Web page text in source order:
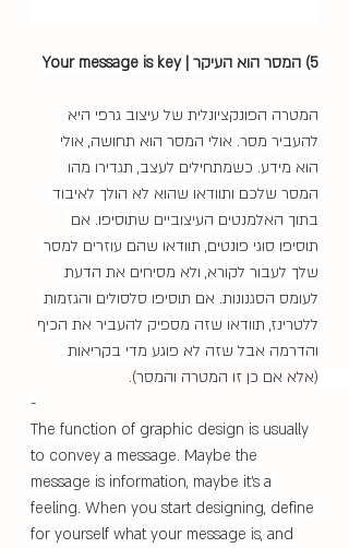
5) המסר הוא העיקר | Your message is key
המטרה הפונקציונלית של עיצוב גרפי היא
להעביר מסר. אולי המסר הוא תחושה, אולי
הוא מידע. כשמתחילים לעצב, תגדירו מהו
המסר שלכם ותוודאו שהוא לא הולך לאיבוד
בתוך האלמנטים העיצוביים שתוסיפו. אם
תוסיפו סוגי פונטים, תוודאו שהם עוזרים למסר
שלך לעבור לקורא, ולא מסיחים את הדעת
לעומס הסגנונות. אם תוסיפו סלסולים והגזמות
ללטרינז, תוודאו שזה מספיק להעביר את הכיף
והדרמה אבל שזה לא פוגע מדי בקריאות
(אלא אם כן זו המטרה והמסר).
-
The function of graphic design is usually
to convey a message. Maybe the
message is information, maybe it's a
feeling. When you start designing, define
for yourself what your message is, and